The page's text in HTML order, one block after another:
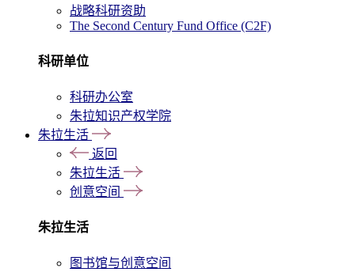
战略科研资助
The Second Century Fund Office (C2F)
科研单位
科研办公室
朱拉知识产权学院
朱拉生活
返回
朱拉生活
创意空间
朱拉生活
图书馆与创意空间